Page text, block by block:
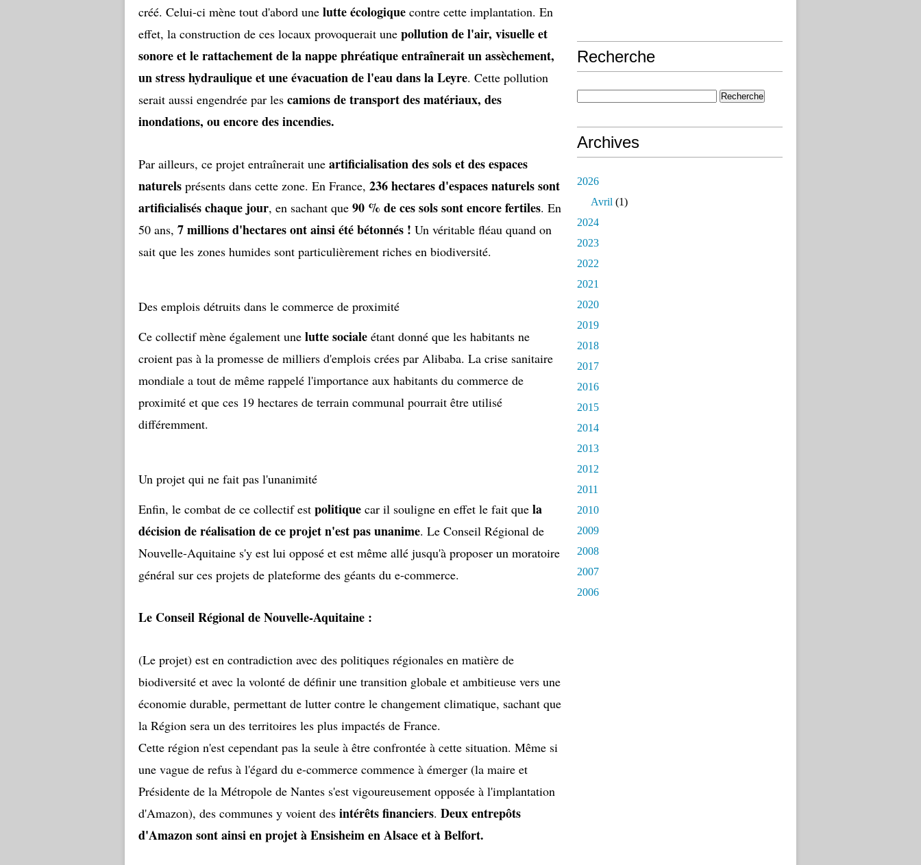
créé. Celui-ci mène tout d'abord une lutte écologique contre cette implantation. En
effet, la construction de ces locaux provoquerait une pollution de l'air, visuelle et
sonore et le rattachement de la nappe phréatique entraînerait un assèchement,
un stress hydraulique et une évacuation de l'eau dans la Leyre. Cette pollution
serait aussi engendrée par les camions de transport des matériaux, des
inondations, ou encore des incendies.
Par ailleurs, ce projet entraînerait une artificialisation des sols et des espaces
naturels présents dans cette zone. En France, 236 hectares d'espaces naturels sont
artificialisés chaque jour, en sachant que 90 % de ces sols sont encore fertiles. En
50 ans, 7 millions d'hectares ont ainsi été bétonnés ! Un véritable fléau quand on
sait que les zones humides sont particulièrement riches en biodiversité.
Des emplois détruits dans le commerce de proximité
Ce collectif mène également une lutte sociale étant donné que les habitants ne
croient pas à la promesse de milliers d'emplois crées par Alibaba. La crise sanitaire
mondiale a tout de même rappelé l'importance aux habitants du commerce de
proximité et que ces 19 hectares de terrain communal pourrait être utilisé
différemment.
Un projet qui ne fait pas l'unanimité
Enfin, le combat de ce collectif est politique car il souligne en effet le fait que la
décision de réalisation de ce projet n'est pas unanime. Le Conseil Régional de
Nouvelle-Aquitaine s'y est lui opposé et est même allé jusqu'à proposer un moratoire
général sur ces projets de plateforme des géants du e-commerce.
Le Conseil Régional de Nouvelle-Aquitaine :
(Le projet) est en contradiction avec des politiques régionales en matière de
biodiversité et avec la volonté de définir une transition globale et ambitieuse vers une
économie durable, permettant de lutter contre le changement climatique, sachant que
la Région sera un des territoires les plus impactés de France.
Cette région n'est cependant pas la seule à être confrontée à cette situation. Même si
une vague de refus à l'égard du e-commerce commence à émerger (la maire et
Présidente de la Métropole de Nantes s'est vigoureusement opposée à l'implantation
d'Amazon), des communes y voient des intérêts financiers. Deux entrepôts
d'Amazon sont ainsi en projet à Ensisheim en Alsace et à Belfort.
Recherche
Archives
2026
Avril (1)
2024
2023
2022
2021
2020
2019
2018
2017
2016
2015
2014
2013
2012
2011
2010
2009
2008
2007
2006